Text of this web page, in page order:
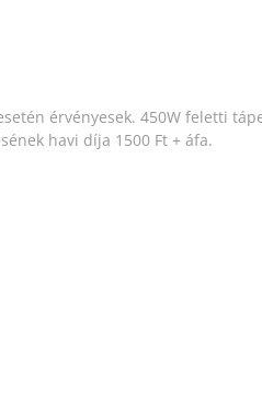
érvényesek. 450W feletti
havi díja 1500 Ft + áfa.